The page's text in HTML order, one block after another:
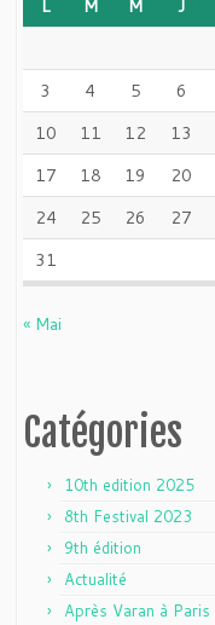
L M M J
3
4 5 6
10
11 12 13
17
18 19 20
24
25 26 27
31
« Mai
Catégories
10th edition 2025
8th Festival 2023
9th édition
Actualité
Après Varan à Paris